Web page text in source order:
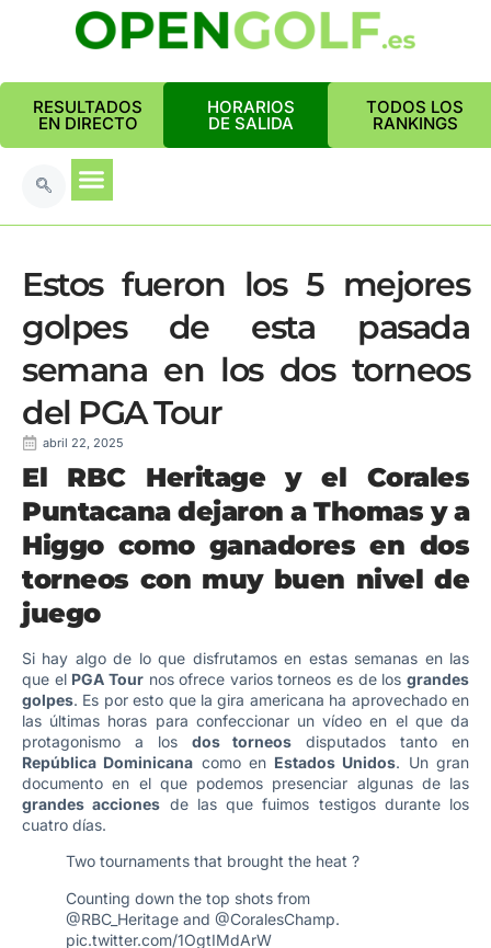
RESULTADOS
EN DIRECTO
HORARIOS
DE SALIDA
TODOS LOS
RANKINGS
Estos fueron los 5 mejores
golpes de esta pasada
semana en los dos torneos
del PGA Tour
abril 22, 2025
El RBC Heritage y el Corales
Puntacana dejaron a Thomas y a
Higgo como ganadores en dos
torneos con muy buen nivel de
juego
Si hay algo de lo que disfrutamos en estas semanas en las
que el PGA Tournos ofrece varios torneos es de losgrandes
golpes. Es por esto que la gira americana ha aprovechado en
las últimas horas para confeccionar un vídeo en el que da
protagonismo a los dos torneos disputados tanto en
República Dominicana como en Estados Unidos. Un gran
documento en el que podemos presenciar algunas de las
grandes acciones de las que fuimos testigos durante los
cuatro días.
Two tournaments that brought the heat ?
Counting down the top shots from
@RBC_Heritage and @CoralesChamp.
pic.twitter.com/1OgtIMdArW